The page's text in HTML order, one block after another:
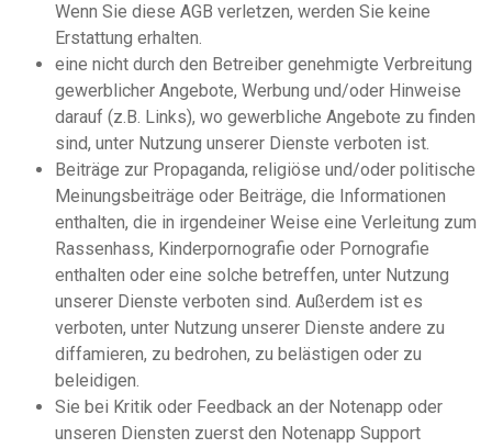
Wenn Sie diese AGB verletzen, werden Sie keine
Erstattung erhalten.
eine nicht durch den Betreiber genehmigte Verbreitung
gewerblicher Angebote, Werbung und/oder Hinweise
darauf (z.B. Links), wo gewerbliche Angebote zu finden
sind, unter Nutzung unserer Dienste verboten ist.
Beiträge zur Propaganda, religiöse und/oder politische
Meinungsbeiträge oder Beiträge, die Informationen
enthalten, die in irgendeiner Weise eine Verleitung zum
Rassenhass, Kinderpornografie oder Pornografie
enthalten oder eine solche betreffen, unter Nutzung
unserer Dienste verboten sind. Außerdem ist es
verboten, unter Nutzung unserer Dienste andere zu
diffamieren, zu bedrohen, zu belästigen oder zu
beleidigen.
Sie bei Kritik oder Feedback an der Notenapp oder
unseren Diensten zuerst den Notenapp Support